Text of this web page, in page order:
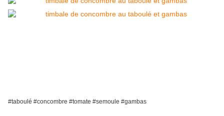
#taboulé #concombre #tomate #semoule #gambas